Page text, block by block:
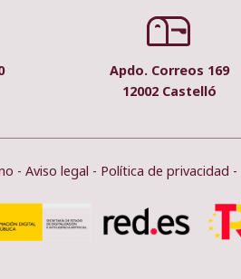
Apdo. Correos 169
12002 Castelló
- Aviso legal - Política de privacidad -